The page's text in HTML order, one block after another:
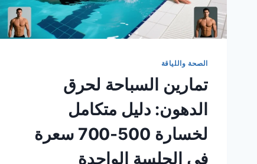
الصحة واللياقة
تمارين السباحة لحرق
الدهون: دليل متكامل
لخسارة 500-700 سعرة
في الجلسة الواحدة